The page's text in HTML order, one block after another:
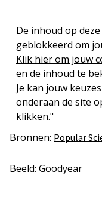
De inhoud op
geblokkeerd om
Klik hier om jouw
en de inhoud te
Je kan jouw
onderaan de site
klikken."
Bronnen: Popular
Beeld: Goodyear